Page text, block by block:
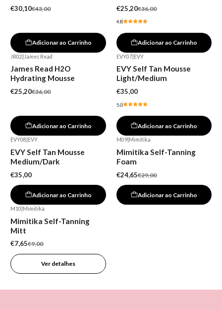
€30,10€43,00
Adicionar ao Carrinho
€25,20€36,00
4.8
Adicionar ao Carrinho
JR02 James Read
James Read H2O
Hydrating Mousse
€25,20€36,00
Adicionar ao Carrinho
EVY07| EVY
EVY Self Tan Mousse
Light/Medium
€35,00
5.0
Adicionar ao Carrinho
EVY08 EVY
EVY Self Tan Mousse
Medium/Dark
€35,00
Adicionar ao Carrinho
M09| Mimitika
Mimitika Self-Tanning
Foam
€24,65€29,00
Adicionar ao Carrinho
Esgotado
M10 Mimitika
Mimitika Self-Tanning
Mitt
€7,65€9,00
Ver detalhes